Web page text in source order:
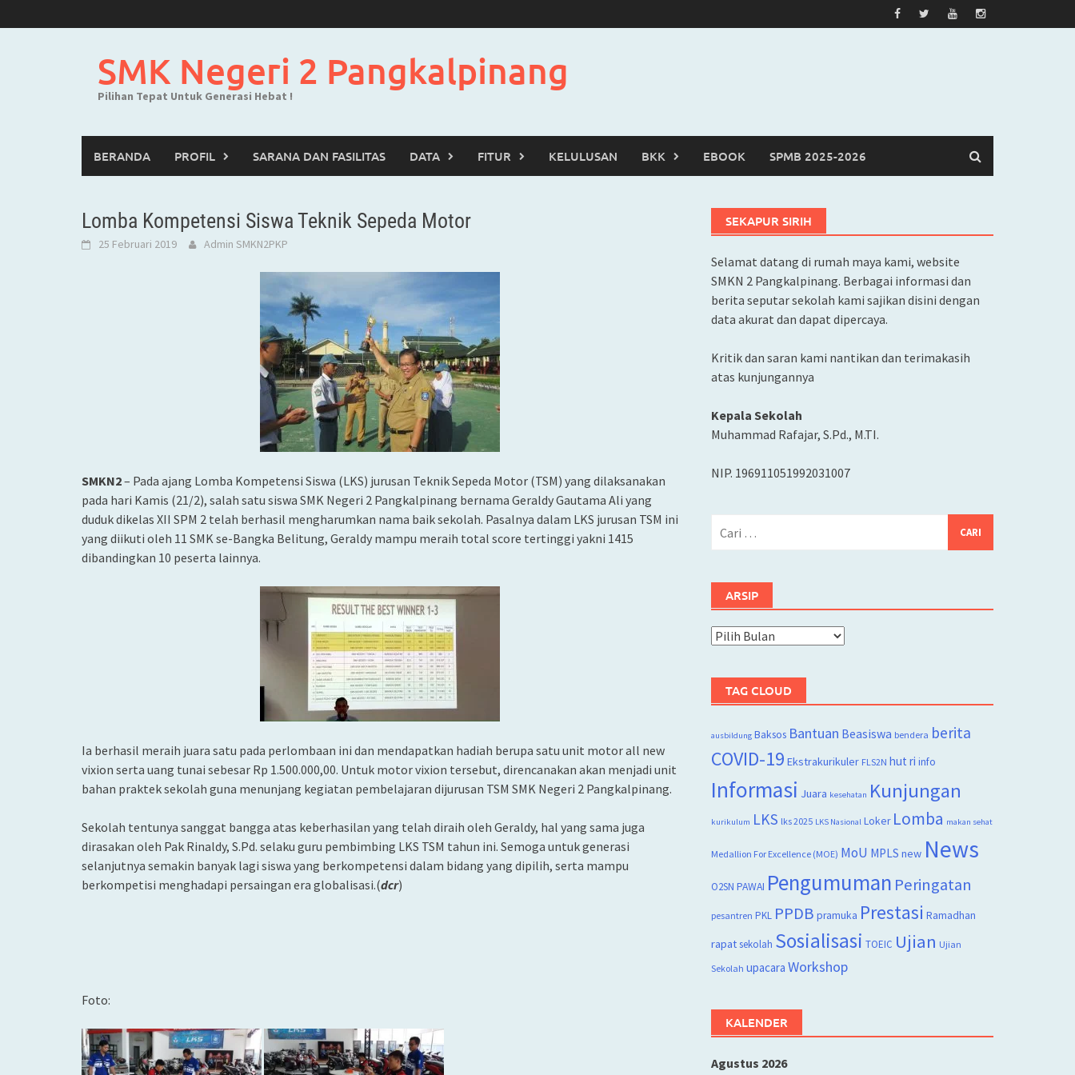
to
SMK Negeri 2 Pangkalpinang
Pilihan Tepat Untuk Generasi Hebat !
BERANDA PROFIL SARANA DAN FASILITAS DATA FITUR KELULUSAN BKK EBOOK SPMB 2025-2026
Lomba Kompetensi Siswa Teknik Sepeda Motor
25 Februari 2019 Admin SMKN2PKP
SMKN2– Pada ajang Lomba Kompetensi Siswa (LKS) jurusan Teknik Sepeda Motor (TSM) yang dilaksanakan
pada hari Kamis (21/2), salah satu siswa SMK Negeri 2 Pangkalpinang bernama Geraldy Gautama Ali yang
duduk dikelas XII SPM 2 telah berhasil mengharumkan nama baik sekolah. Pasalnya dalam LKS jurusan TSM ini
yang diikuti oleh 11 SMK se-Bangka Belitung, Geraldy mampu meraih total score tertinggi yakni 1415
dibandingkan 10 peserta lainnya.
Ia berhasil meraih juara satu pada perlombaan ini dan mendapatkan hadiah berupa satu unit motor all new
vixion serta uang tunai sebesar Rp 1.500.000,00. Untuk motor vixion tersebut, direncanakan akan menjadi unit
bahan praktek sekolah guna menunjang kegiatan pembelajaran dijurusan TSM SMK Negeri 2 Pangkalpinang.
Sekolah tentunya sanggat bangga atas keberhasilan yang telah diraih oleh Geraldy, hal yang sama juga
dirasakan oleh Pak Rinaldy, S.Pd. selaku guru pembimbing LKS TSM tahun ini. Semoga untuk generasi
selanjutnya semakin banyak lagi siswa yang berkompetensi dalam bidang yang dipilih, serta mampu
berkompetisi menghadapi persaingan era globalisasi.(dcr)
Foto:
SEKAPUR SIRIH
Selamat datang di rumah maya kami, website
SMKN 2 Pangkalpinang. Berbagai informasi dan
berita seputar sekolah kami sajikan disini dengan
data akurat dan dapat dipercaya.
Kritik dan saran kami nantikan dan terimakasih
atas kunjungannya
Kepala Sekolah
Muhammad Rafajar, S.Pd., M.TI.
NIP. 196911051992031007
ARSIP
Arsip
TAG CLOUD
ausbildung Baksos Bantuan Beasiswa bendera berita
COVID-19 Ekstrakurikuler FLS2N hut ri info
Informasi Juara kesehatan Kunjungan
kurikulum LKS lks 2025 LKS Nasional Loker Lomba makan sehat
Medallion For Excellence (MOE) MoU MPLS new News
O2SN PAWAI Pengumuman Peringatan
pesantren PKL PPDB pramuka Prestasi Ramadhan
rapatsekolah Sosialisasi TOEIC Ujian Ujian
Sekolah upacara Workshop
KALENDER
Agustus 2026